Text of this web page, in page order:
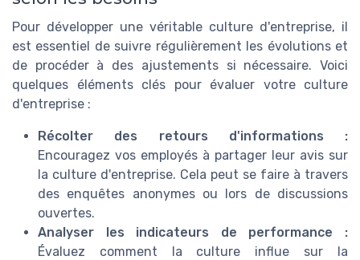
Pour développer une véritable culture d'entreprise, il
est essentiel de suivre régulièrement les évolutions et
de procéder à des ajustements si nécessaire. Voici
quelques éléments clés pour évaluer votre culture
d'entreprise :
Récolter des retours d'informations :
Encouragez vos employés à partager leur avis sur
la culture d'entreprise. Cela peut se faire à travers
des enquêtes anonymes ou lors de discussions
ouvertes.
Analyser les indicateurs de performance :
Évaluez comment la culture influe sur la